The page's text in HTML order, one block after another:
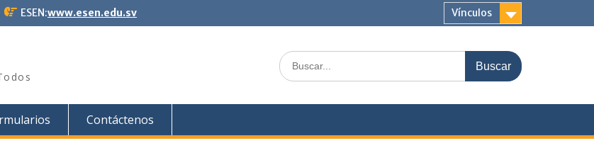
ESEN:www.esen.edu.sv Vínculos
Buscar:
Contáctenos